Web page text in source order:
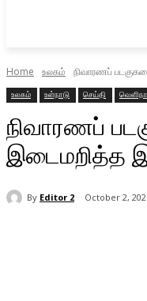
Home உலகம் நிவாரணப்
உலகம் உள்நாடு செய்தி
நிவாரணப்
இடைமறித்த
By Editor 2 October 2,